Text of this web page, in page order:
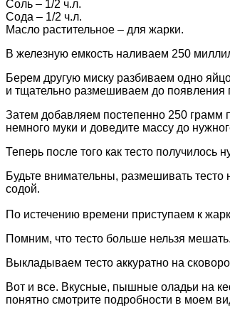
Соль – 1/2 ч.л.
Сода – 1/2 ч.л.
Масло растительное – для жарки.
В железную емкость наливаем 250
Берем другую миску разбиваем одно
и тщательно размешиваем до появления
Затем добавляем постепенно 250 грамм
немного муки и доведите массу до
Теперь после того как тесто
Будьте внимательны, размешивать
содой.
По истечению времени приступаем к
Помним, что тесто больше нельзя
Выкладываем тесто аккуратно на
Вот и все. Вкусные, пышные оладьи на
понятно смотрите подробности в моем